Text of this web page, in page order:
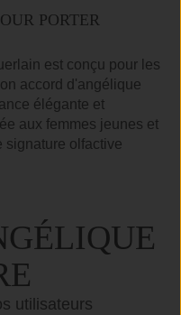
PORTER
est conçu pour les
accord d'angélique
élégante et
aux femmes jeunes et
signature olfactive
utilisateurs